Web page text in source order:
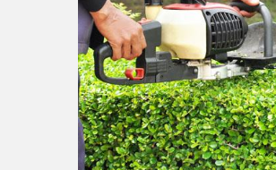
Artisan
Aubin
58190